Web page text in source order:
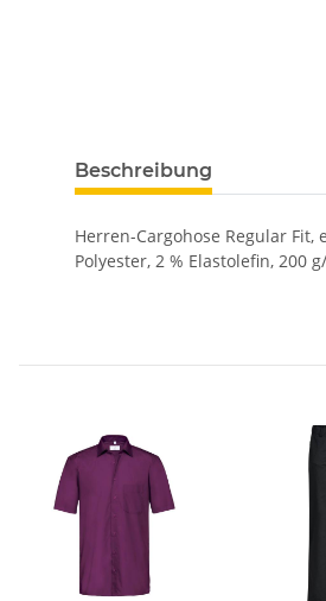
Beschreibung
Herren-Cargohose Regular
Polyester, 2 % Elastolefin, 200